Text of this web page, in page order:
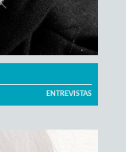
ENTREVISTAS